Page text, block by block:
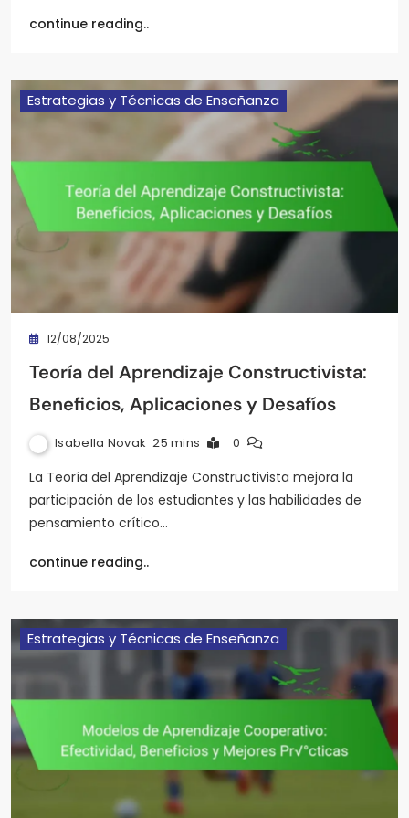
continue reading..
Estrategias y Técnicas de Enseñanza
12/08/2025
Teoría del Aprendizaje Constructivista:
Beneficios, Aplicaciones y Desafíos
Isabella Novak 25 mins 0
La Teoría del Aprendizaje Constructivista mejora la
participación de los estudiantes y las habilidades de
pensamiento crítico…
continue reading..
Estrategias y Técnicas de Enseñanza